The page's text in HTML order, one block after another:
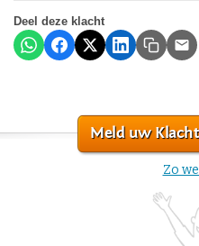
Deel deze klacht
Meld uw
Zo